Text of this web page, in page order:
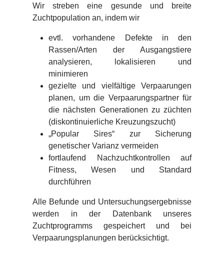
Wir streben eine gesunde und breite
Zuchtpopulation an, indem wir
evtl. vorhandene Defekte in den
Rassen/Arten der Ausgangstiere
analysieren, lokalisieren und
minimieren
gezielte und vielfältige Verpaarungen
planen, um die Verpaarungspartner für
die nächsten Generationen zu züchten
(diskontinuierliche Kreuzungszucht)
„Popular Sires“ zur Sicherung
genetischer Varianz vermeiden
fortlaufend Nachzuchtkontrollen auf
Fitness, Wesen und Standard
durchführen
Alle Befunde und Untersuchungsergebnisse
werden in der Datenbank unseres
Zuchtprogramms gespeichert und bei
Verpaarungsplanungen berücksichtigt.